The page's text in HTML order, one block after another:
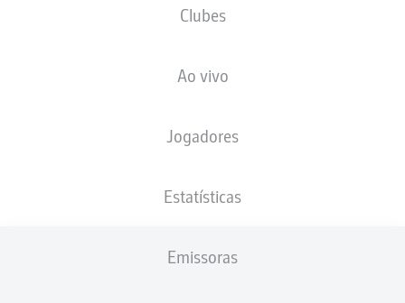
Clubes
Ao vivo
Jogadores
Estatísticas
Emissoras